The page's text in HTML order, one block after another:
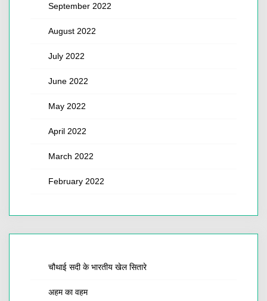
September 2022
August 2022
July 2022
June 2022
May 2022
April 2022
March 2022
February 2022
चौथाई सदी के भारतीय खेल सितारे
अहम का वहम